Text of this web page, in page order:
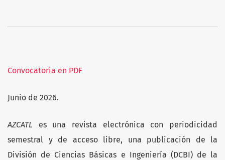
Convocatoria en PDF
Junio de 2026.
AZCATL es una revista electrónica con periodicidad
semestral y de acceso libre, una publicación de la
División de Ciencias Básicas e Ingeniería (DCBI) de la